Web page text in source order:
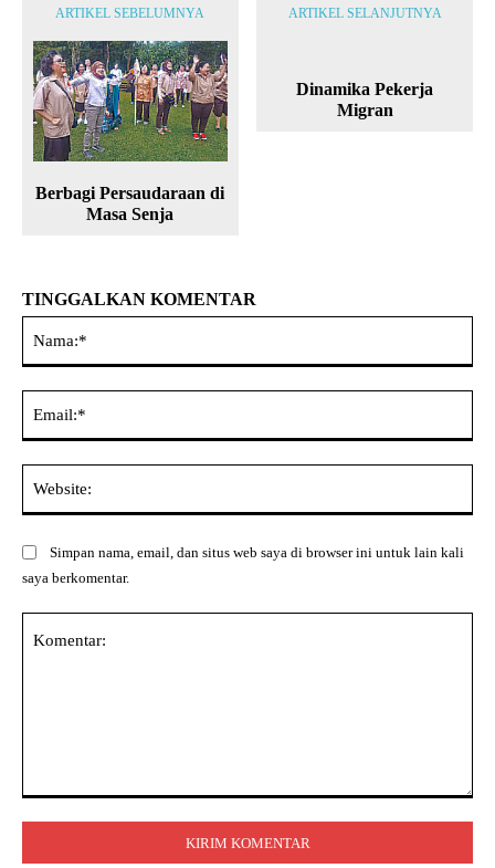
ARTIKEL SEBELUMNYA
Berbagi Persaudaraan di
Masa Senja
ARTIKEL SELANJUTNYA
Dinamika Pekerja
Migran
TINGGALKAN KOMENTAR
Simpan nama, email, dan situs web saya di browser ini untuk lain kali
saya berkomentar.